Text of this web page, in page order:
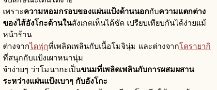
เพราะความหอมกรอบของแผ่นแป้งด้านนอกกับความแตกต่าง
ของไส้อังโกะด้านในสังเกตเห็นได้ชัด เปรียบเทียบกันได้ง่ายแม้
หน้าร้าน
ต่างจากไดฟุกุที่เพลิดเพลินกับเนื้อโมจินุ่ม และต่างจากโดรายากิ
ที่สนุกกับแป้งเผาหนานุ่ม
จำง่ายๆ ว่าโมนากะเป็นขนมที่เพลิดเพลินกับการผสมผสาน
ระหว่างแผ่นแป้งเบาๆ กับอังโกะ